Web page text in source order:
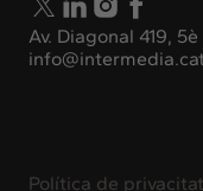
Av. Diagonal 419,
Política de privacitat